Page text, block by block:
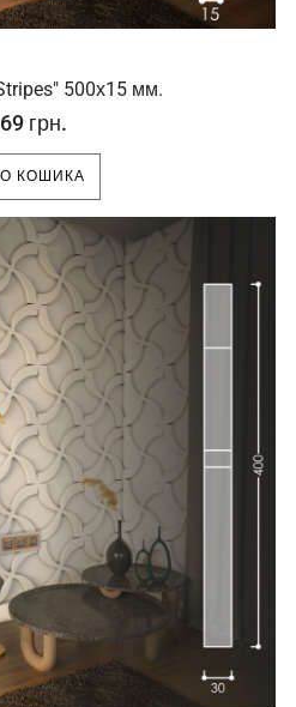
500х15 мм.
грн.
КОШИКА